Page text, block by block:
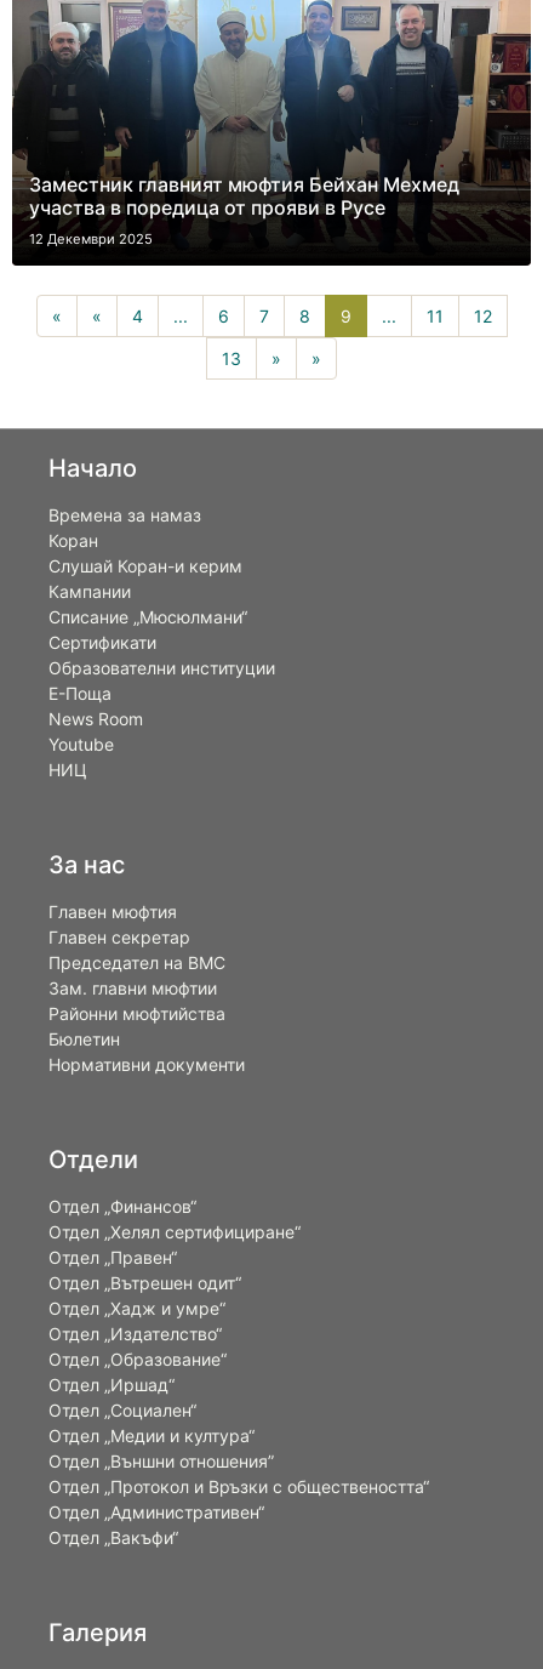
Заместник главният мюфтия Бейхан Мехмед
участва в поредица от прояви в Русе
12 Декември 2025
« « 4 ... 6 7 8 99(current)
... 11 12
13 » »
Начало
Времена за намаз
Коран
Слушай Коран-и керим
Кампании
Списание „Мюсюлмани“
Сертификати
Образователни институции
Е-Поща
News Room
Youtube
НИЦ
За нас
Главен мюфтия
Главен секретар
Председател на ВМС
Зам. главни мюфтии
Районни мюфтийства
Бюлетин
Нормативни документи
Отдели
Отдел „Финансов“
Отдел „Хелял сертифициране“
Отдел „Правен“
Отдел „Вътрешен одит“
Отдел „Хадж и умре“
Отдел „Издателство“
Отдел „Образование“
Отдел „Иршад“
Отдел „Социален“
Отдел „Медии и култура“
Отдел „Външни отношения”
Oтдел „Протокол и Връзки с обществеността“
Отдел „Административен“
Отдел „Вакъфи“
Галерия